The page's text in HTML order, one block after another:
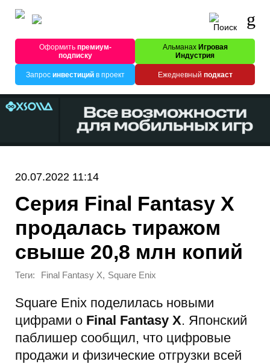
Оформитьпремиум-
подписку
Альманах Игровая
Индустрия
Запрос инвестицийв проект Ежедневный подкаст
20.07.2022 11:14
Серия Final Fantasy X
продалась тиражом
свыше 20,8 млн копий
Теги: Final Fantasy X, Square Enix
Square Enix поделилась новыми
цифрами о Final Fantasy X. Японский
паблишер сообщил, что цифровые
продажи и физические отгрузки всей